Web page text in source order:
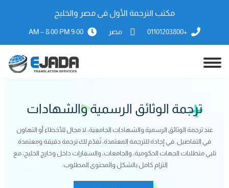
مكتب الترجمة الأول فى مصر والخليج
+01101203800 مصر 9:00 AM – 8:00 PM
ترجمة الوثائق الرسمية والشهادات
عند ترجمة الوثائق الرسمية والشهادات الجامعية، لا مجال للأخطاء أو التهاون
في التفاصيل. في إجادة للترجمة المعتمدة، نُقدّم لك ترجمة دقيقة ومعتمدة
تلبي متطلبات الجهات الحكومية، والجامعات، والسفارات داخل وخارج الخليج، مع
التزام كامل بالشكل والمحتوى المطلوب.